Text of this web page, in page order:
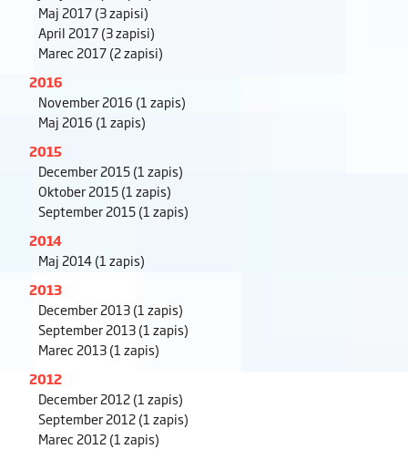
Maj 2017(3 zapisi)
April 2017(3 zapisi)
Marec 2017(2 zapisi)
2016
November 2016 (1 zapis)
Maj 2016 (1 zapis)
2015
December 2015(1 zapis)
Oktober 2015(1 zapis)
September 2015(1 zapis)
2014
Maj 2014(1 zapis)
2013
December 2013(1 zapis)
September 2013(1 zapis)
Marec 2013(1 zapis)
2012
December 2012(1 zapis)
September 2012(1 zapis)
Marec 2012(1 zapis)